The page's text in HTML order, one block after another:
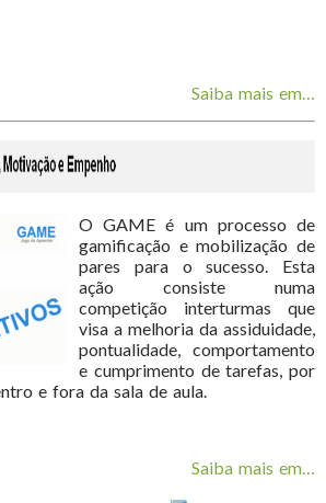
Saiba mais em…
O GAME é um processo de
gamificação e mobilização de
pares para o sucesso. Esta
ação consiste numa
competição interturmas que
visa a melhoria da assiduidade,
pontualidade, comportamento
e cumprimento de tarefas, por
e fora da sala de aula.
Saiba mais em…